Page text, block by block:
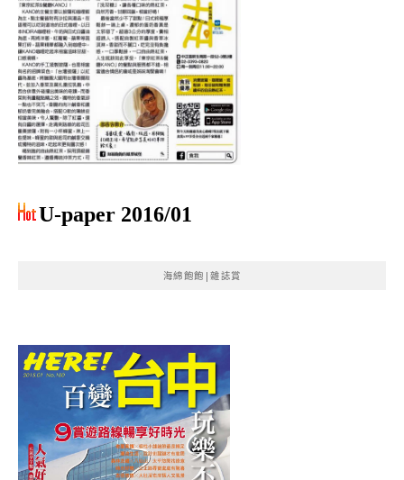
U-paper 2016/01
海綿飽飽|雜誌賞